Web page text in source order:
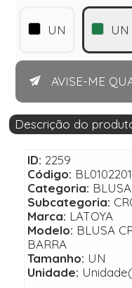
UN UN
AVISE-ME
Descrição do
ID: 2259
Código:
Categoria: BLUSA
Subcategoria:
Marca: LATOYA
Modelo: BLUSA
BARRA
Tamanho: UN
Unidade: